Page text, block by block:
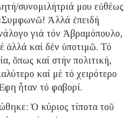
συνομιλήτριά μου εὐθέως
Ἀλλά ἐπειδή
γιά τόν Ἀβραμόπουλο,
ἀλλά καί δέν ὑποτιμῶ. Τό
ὅπως καί στήν πολιτική,
καί μέ τό χειρότερο
ἦταν τό φαβορί.
Ὁ κύριος τίποτα τοῦ